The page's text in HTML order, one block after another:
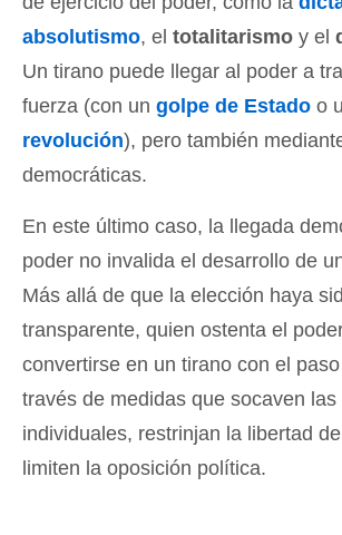
absolutismo, el totalitarismo y el
Un tirano puede llegar al poder a
fuerza (con un golpe de Estado o
revolución), pero también
democráticas.
En este último caso, la llegada
poder no invalida el desarrollo de
Más allá de que la elección haya
transparente, quien ostenta el
convertirse en un tirano con el
través de medidas que socaven
individuales, restrinjan la libertad
limiten la oposición política.